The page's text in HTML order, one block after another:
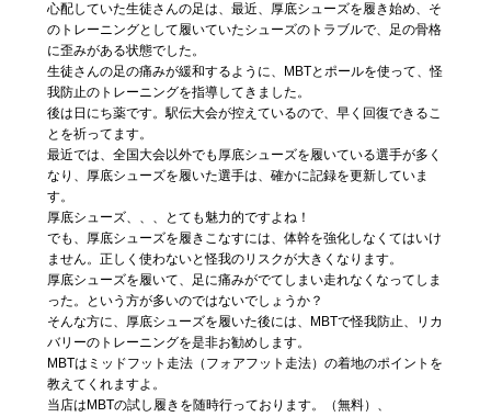
心配していた生徒さんの足は、最近、厚底シューズを履き始め、そ
のトレーニングとして履いていたシューズのトラブルで、足の骨格
に歪みがある状態でした。
生徒さんの足の痛みが緩和するように、MBTとポールを使って、怪
我防止のトレーニングを指導してきました。
後は日にち薬です。駅伝大会が控えているので、早く回復できるこ
とを祈ってます。
最近では、全国大会以外でも厚底シューズを履いている選手が多く
なり、厚底シューズを履いた選手は、確かに記録を更新していま
す。
厚底シューズ、、、とても魅力的ですよね！
でも、厚底シューズを履きこなすには、体幹を強化しなくてはいけ
ません。正しく使わないと怪我のリスクが大きくなります。
厚底シューズを履いて、足に痛みがでてしまい走れなくなってしま
った。という方が多いのではないでしょうか？
そんな方に、厚底シューズを履いた後には、MBTで怪我防止、リカ
バリーのトレーニングを是非お勧めします。
MBTはミッドフット走法（フォアフット走法）の着地のポイントを
教えてくれますよ。
当店はMBTの試し履きを随時行っております。（無料）、